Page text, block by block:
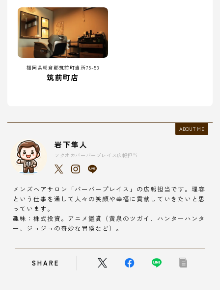
福岡県朝倉郡筑前町当所75-53
筑前町店
ABOUT ME
岩下隼人
フクオカバーバープレイス広報担当
メンズヘアサロン「バーバープレイス」の広報担当です。理容
という仕事を通して人々の笑顔や幸福に貢献していきたいと思
っています。
趣味：株式投資。アニメ鑑賞（黄泉のツガイ、ハンターハンタ
ー、ジョジョの奇妙な冒険など）。
SHARE